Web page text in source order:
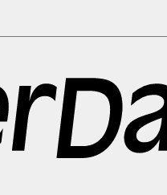
Miami New York San
i Norge Bergen Oslo
Alla
Skottland
Alla destinationer i
destinationer i Nya Zeeland